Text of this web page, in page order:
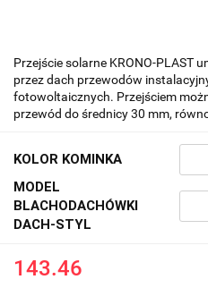
Przejście solarne KRONO-PLAST
przez dach przewodów
fotowoltaicznych. Przejściem
przewód do średnicy 30 mm,
KOLOR KOMINKA
MODEL
BLACHODACHÓWKI
DACH-STYL
143.46